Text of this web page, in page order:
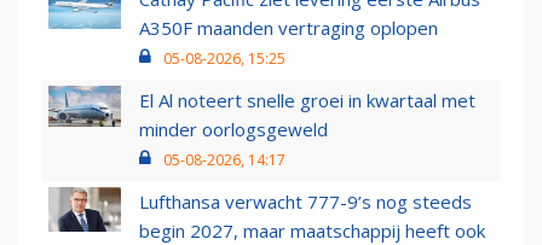
A350F maanden vertraging oplopen
05-08-2026, 15:25
El Al noteert snelle groei in kwartaal met
minder oorlogsgeweld
05-08-2026, 14:17
Lufthansa verwacht 777-9’s nog steeds
begin 2027, maar maatschappij heeft ook